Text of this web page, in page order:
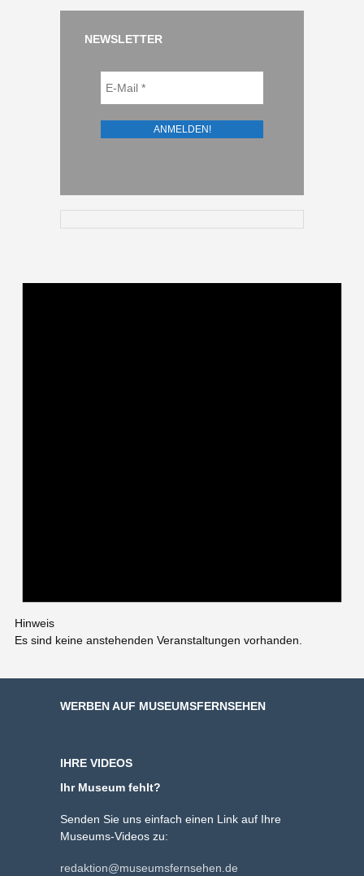
NEWSLETTER
Hinweis
Es sind keine anstehenden Veranstaltungen vorhanden.
WERBEN AUF MUSEUMSFERNSEHEN
IHRE VIDEOS
Ihr Museum fehlt?
Senden Sie uns einfach einen Link auf Ihre
Museums-Videos zu:
redaktion@museumsfernsehen.de